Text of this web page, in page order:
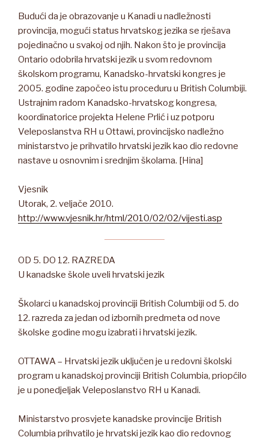
Budući da je obrazovanje u Kanadi u nadležnosti
provincija, mogući status hrvatskog jezika se rješava
pojedinačno u svakoj od njih. Nakon što je provincija
Ontario odobrila hrvatski jezik u svom redovnom
školskom programu, Kanadsko-hrvatski kongres je
2005. godine započeo istu proceduru u British Columbiji.
Ustrajnim radom Kanadsko-hrvatskog kongresa,
koordinatorice projekta Helene Prlić i uz potporu
Veleposlanstva RH u Ottawi, provincijsko nadležno
ministarstvo je prihvatilo hrvatski jezik kao dio redovne
nastave u osnovnim i srednjim školama. [Hina]
Vjesnik
Utorak, 2. veljače 2010.
http://www.vjesnik.hr/html/2010/02/02/vijesti.asp
OD 5. DO 12. RAZREDA
U kanadske škole uveli hrvatski jezik
Školarci u kanadskoj provinciji British Columbiji od 5. do
12. razreda za jedan od izbornih predmeta od nove
školske godine mogu izabrati i hrvatski jezik.
OTTAWA – Hrvatski jezik uključen je u redovni školski
program u kanadskoj provinciji British Columbia, priopćilo
je u ponedjeljak Veleposlanstvo RH u Kanadi.
Ministarstvo prosvjete kanadske provincije British
Columbia prihvatilo je hrvatski jezik kao dio redovnog